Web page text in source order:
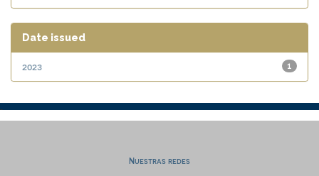
Date issued
1
2023
Nuestras redes